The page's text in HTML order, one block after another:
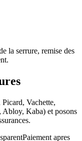
la serrure, remise des
Vachette,
Kaba) et posons
Paiement apres